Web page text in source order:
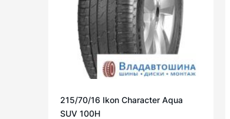
215/70/16 Ikon Character Aqua
SUV 100H